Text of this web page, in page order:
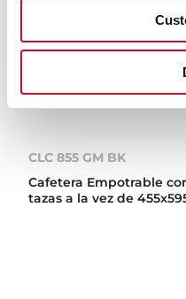
CLC 855 GM BK
Cafetera Empotrable
tazas a la vez de